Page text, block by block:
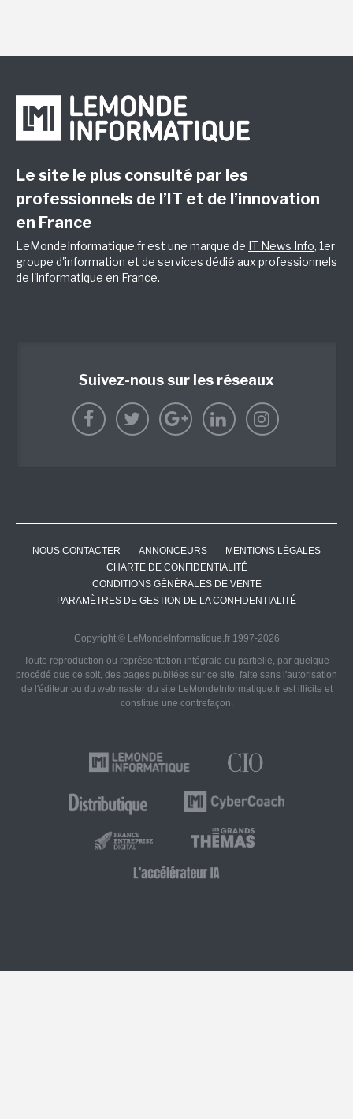
Le site le plus consulté par les
professionnels de l’IT et de l’innovation
en France
LeMondeInformatique.fr est une marque de IT News Info, 1er
groupe d'information et de services dédié aux professionnels
de l'informatique en France.
Suivez-nous sur les réseaux
NOUS CONTACTER ANNONCEURS
MENTIONS LÉGALES
CHARTE DE CONFIDENTIALITÉ
CONDITIONS GÉNÉRALES DE VENTE
PARAMÈTRES DE GESTION DE LA CONFIDENTIALITÉ
Copyright © LeMondeInformatique.fr 1997-2026
Toute reproduction ou représentation intégrale ou partielle, par quelque
procédé que ce soit, des pages publiées sur ce site, faite sans l'autorisation
de l'éditeur ou du webmaster du site LeMondeInformatique.fr est illicite et
constitue une contrefaçon.